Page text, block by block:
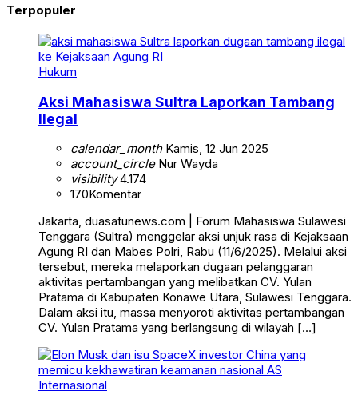
Terpopuler
Hukum
Aksi Mahasiswa Sultra Laporkan Tambang
Ilegal
calendar_monthKamis, 12 Jun 2025
account_circleNur Wayda
visibility4.174
170Komentar
Jakarta, duasatunews.com | Forum Mahasiswa Sulawesi
Tenggara (Sultra) menggelar aksi unjuk rasa di Kejaksaan
Agung RI dan Mabes Polri, Rabu (11/6/2025). Melalui aksi
tersebut, mereka melaporkan dugaan pelanggaran
aktivitas pertambangan yang melibatkan CV. Yulan
Pratama di Kabupaten Konawe Utara, Sulawesi Tenggara.
Dalam aksi itu, massa menyoroti aktivitas pertambangan
CV. Yulan Pratama yang berlangsung di wilayah […]
Internasional